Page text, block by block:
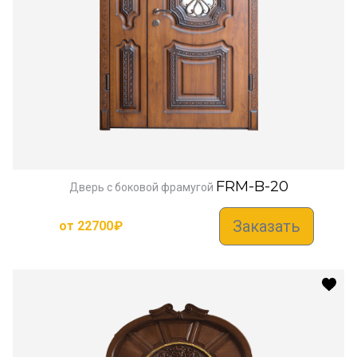
Дверь с боковой фрамугой FRM-B-20
от 22700₽ Заказать